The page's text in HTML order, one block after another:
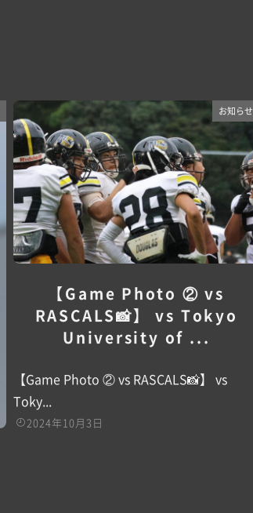
お知らせ
【Game Photo ② vs
RASCALS📸】 vs Tokyo
University of ...
【Game Photo ② vs RASCALS📸】 vs
Toky...
2024年10月3日